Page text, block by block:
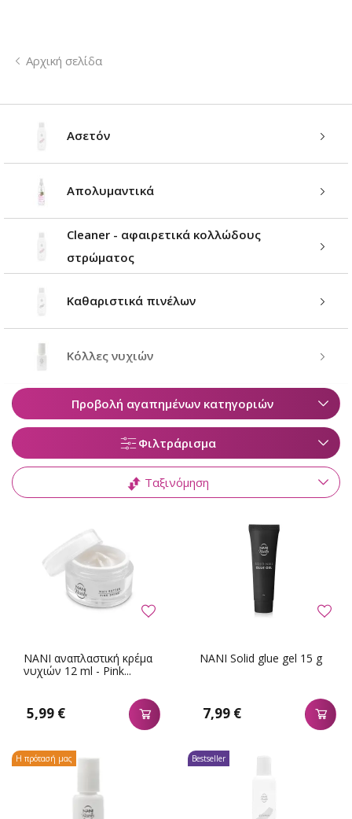
Αρχική σελίδα
Ασετόν
Απολυμαντικά
Cleaner - αφαιρετικά κολλώδους
στρώματος
Καθαριστικά πινέλων
Κόλλες νυχιών
Προβολή αγαπημένων κατηγοριών
Φιλτράρισμα
Ταξινόμηση
NANI αναπλαστική κρέμα
νυχιών 12 ml - Pink...
5,99 €
NANI Solid glue gel 15 g
7,99 €
Η πρότασή μας Bestseller